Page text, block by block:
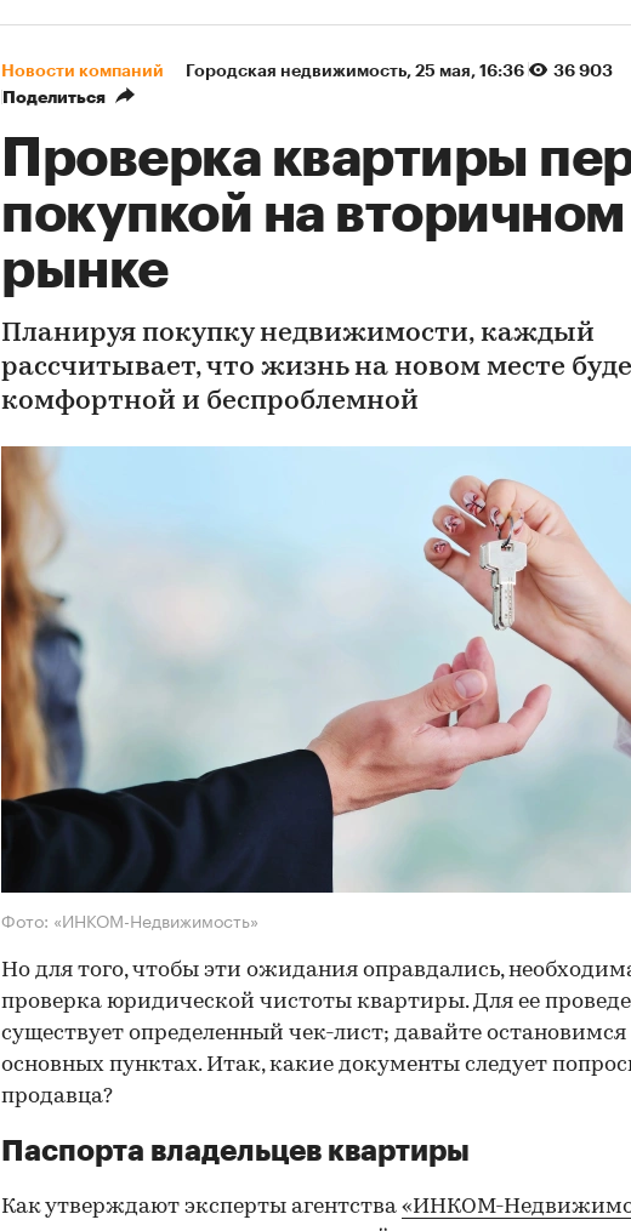
Новости компаний Городская недвижимость⁠, 25 мая, 16:36
36 903
Поделиться
Проверка квартиры
покупкой на вторичном
рынке
Планируя покупку недвижимости, каждый
рассчитывает, что жизнь на новом месте
комфортной и беспроблемной
Фото: «ИНКОМ-Недвижимость»
Но для того, чтобы эти ожидания оправдались,
проверка юридической чистоты квартиры. Для ее
существует определенный чек-лист; давайте остановимся
основных пунктах. Итак, какие документы следует
продавца?
Паспорта владельцев квартиры
Как утверждают эксперты агентства «ИНКОМ-